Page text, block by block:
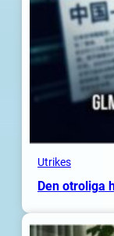
Utrikes
Den otroliga